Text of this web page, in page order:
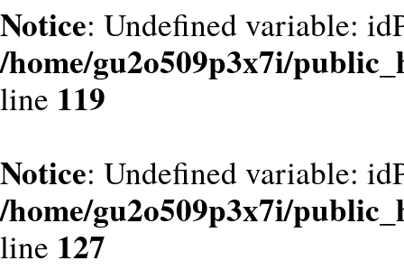
Notice: Undefined variable:
/home/gu2o509p3x7i/
line 119
Notice: Undefined variable:
/home/gu2o509p3x7i/
line 127